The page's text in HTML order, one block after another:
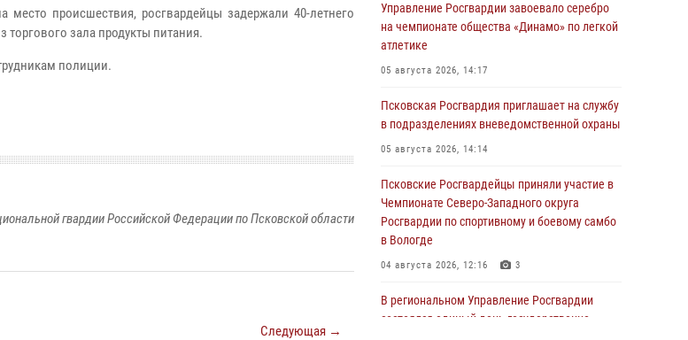
место происшествия, росгвардейцы задержали 40-летнего
торгового зала продукты питания.
полиции.
гвардии Российской Федерации по Псковской области
Следующая →
Управление Росгвардии завоевало серебро
на чемпионате общества «Динамо» по легкой
атлетике
05 августа 2026, 14:17
Псковская Росгвардия приглашает на службу
в подразделениях вневедомственной охраны
05 августа 2026, 14:14
Псковские Росгвардейцы приняли участие в
Чемпионате Северо-Западного округа
Росгвардии по спортивному и боевому самбо
в Вологде
04 августа 2026, 12:16 3
В региональном Управление Росгвардии
состоялся единый день государственно-